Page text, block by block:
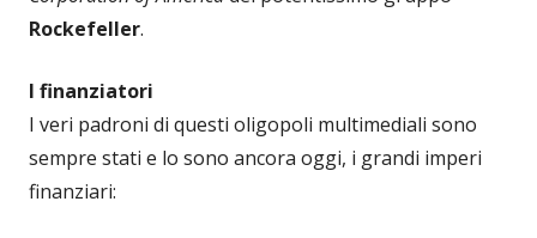
Rockefeller.
I finanziatori
I veri padroni di questi oligopoli multimediali sono
sempre stati e lo sono ancora oggi, i grandi imperi
finanziari: